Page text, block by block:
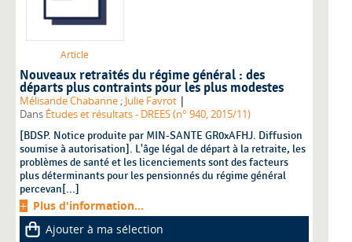
Article
Nouveaux retraités du régime général : des
départs plus contraints pour les plus modestes
Mélisande Chabanne ; Julie Favrot |
Dans Études et résultats - DREES (n° 940, 2015/11)
[BDSP. Notice produite par MIN-SANTE GR0xAFHJ. Diffusion
soumise à autorisation]. L'âge légal de départ à la retraite, les
problèmes de santé et les licenciements sont des facteurs
plus déterminants pour les pensionnés du régime général
percevan[...]
Plus d'information...
Ajouter à ma sélection